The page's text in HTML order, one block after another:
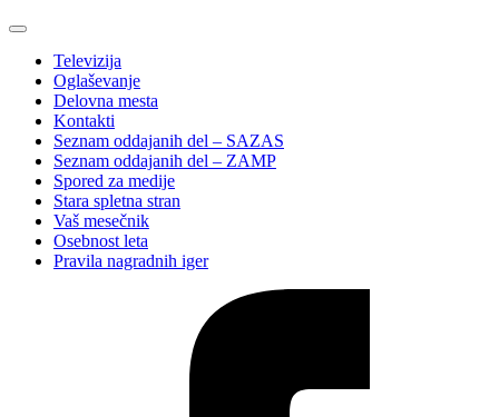
Televizija
Oglaševanje
Delovna mesta
Kontakti
Seznam oddajanih del – SAZAS
Seznam oddajanih del – ZAMP
Spored za medije
Stara spletna stran
Vaš mesečnik
Osebnost leta
Pravila nagradnih iger